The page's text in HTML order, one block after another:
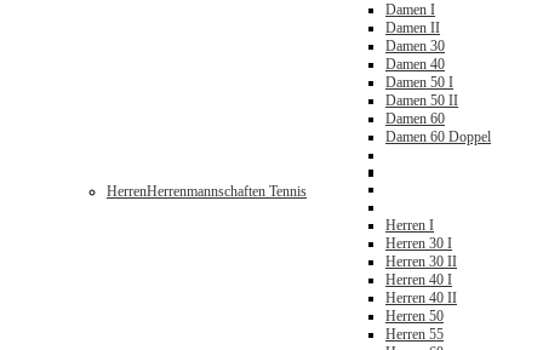
Damen I
Damen II
Damen 30
Damen 40
Damen 50 I
Damen 50 II
Damen 60
Damen 60 Doppel
HerrenHerrenmannschaften Tennis
Herren I
Herren 30 I
Herren 30 II
Herren 40 I
Herren 40 II
Herren 50
Herren 55